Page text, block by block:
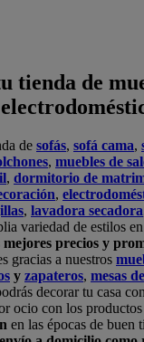
tienda de
de sofás, sofá cama,
, muebles de
, dormitorio de
,
, lavadora secadora
variedad de estilos
mejores precios y
gracias a nuestros
y zapateros, mesas
decorar tu casa
ocio con los
en las épocas de buen